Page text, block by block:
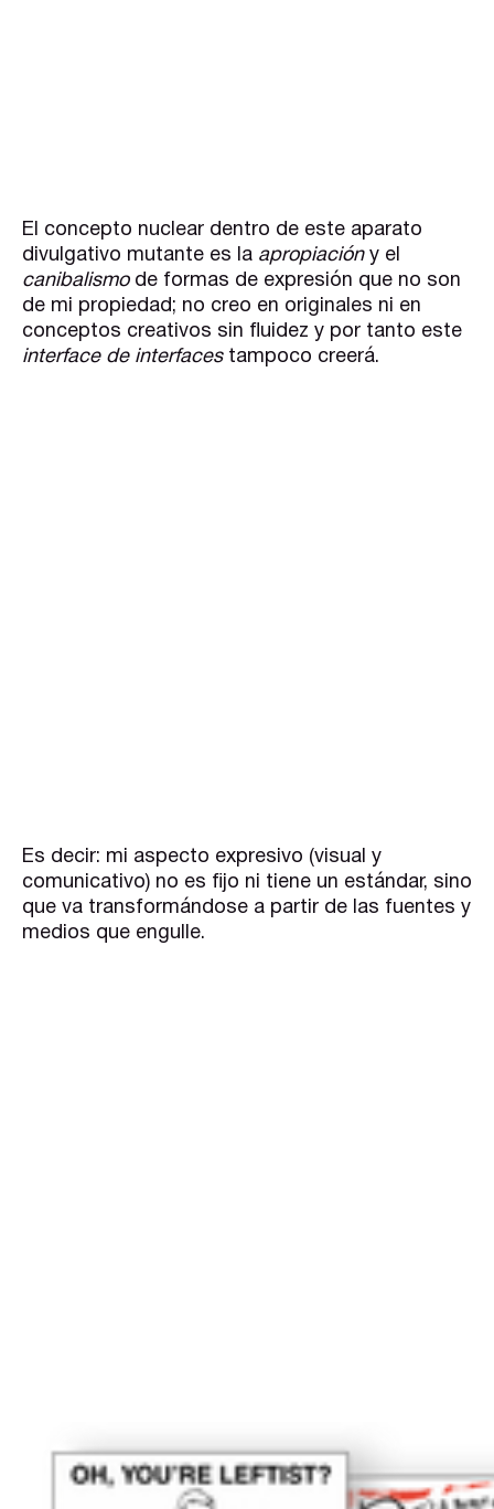
El concepto nuclear dentro de este aparato
divulgativo mutante es la apropiacióny el
canibalismode formas de expresión que no son
de mi propiedad; no creo en originales ni en
conceptos creativos sin fluidez y por tanto este
interface de interfacestampoco creerá.
Es decir: mi aspecto expresivo (visual y
comunicativo) no es fijo ni tiene un estándar, sino
que va transformándose a partir de las fuentes y
medios que engulle.